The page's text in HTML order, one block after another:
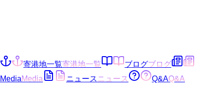
寄港地一覧寄港地一覧 ブログブログ
MediaMedia ニュース ニュース Q&AQ&A